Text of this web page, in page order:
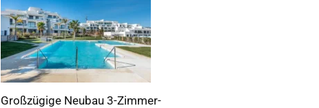
Großzügige Neubau 3-Zimmer-